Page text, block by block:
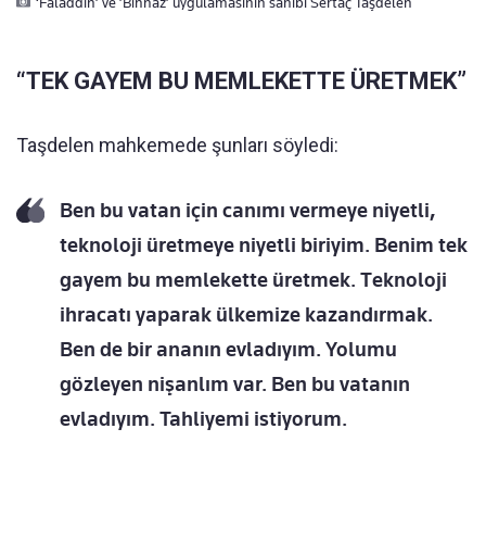
“TEK GAYEM BU MEMLEKETTE ÜRETMEK”
Taşdelen mahkemede şunları söyledi:
Ben bu vatan için canımı vermeye niyetli,
teknoloji üretmeye niyetli biriyim. Benim tek
gayem bu memlekette üretmek. Teknoloji
ihracatı yaparak ülkemize kazandırmak.
Ben de bir ananın evladıyım. Yolumu
gözleyen nişanlım var. Ben bu vatanın
evladıyım. Tahliyemi istiyorum.